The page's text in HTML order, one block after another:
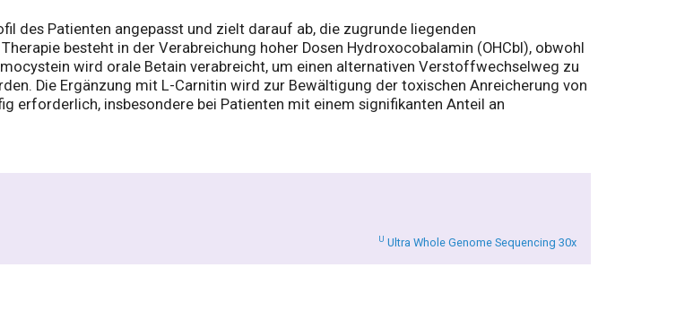
des Patienten angepasst und zielt darauf ab, die zugrunde liegenden
besteht in der Verabreichung hoher Dosen Hydroxocobalamin (OHCbl), obwohl
wird orale Betain verabreicht, um einen alternativen Verstoffwechselweg zu
Die Ergänzung mit L-Carnitin wird zur Bewältigung der toxischen Anreicherung von
erforderlich, insbesondere bei Patienten mit einem signifikanten Anteil an
U Ultra Whole Genome Sequencing 30x